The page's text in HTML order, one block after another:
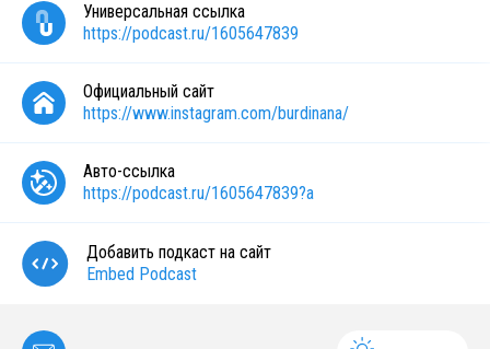
Универсальная ссылка
https://podcast.ru/1605647839
Официальный сайт
https://www.instagram.com/burdinana/
Авто-ссылка
https://podcast.ru/1605647839?a
Добавить подкаст на сайт
Embed Podcast